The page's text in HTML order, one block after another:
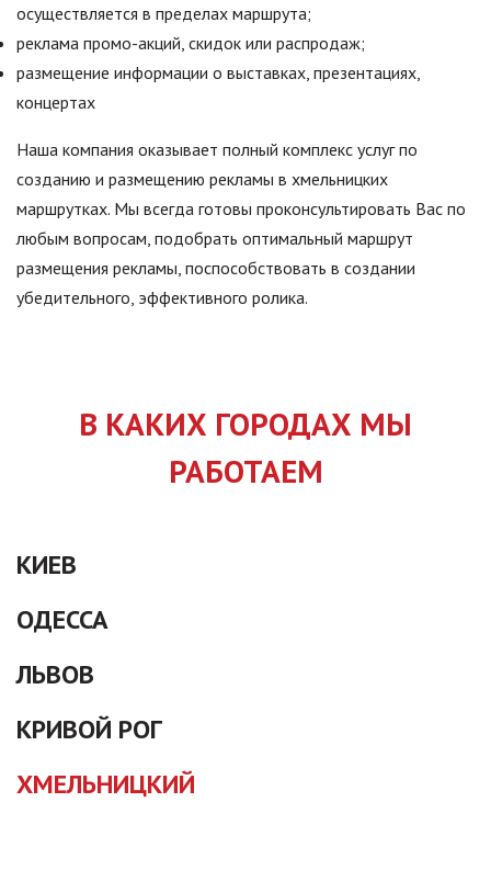
осуществляется в пределах маршрута;
реклама промо-акций, скидок или распродаж;
размещение информации о выставках, презентациях,
концертах
Наша компания оказывает полный комплекс услуг по
созданию и размещению рекламы в хмельницких
маршрутках. Мы всегда готовы проконсультировать Вас по
любым вопросам, подобрать оптимальный маршрут
размещения рекламы, поспособствовать в создании
убедительного, эффективного ролика.
В КАКИХ ГОРОДАХ МЫ
РАБОТАЕМ
КИЕВ
ОДЕССА
ЛЬВОВ
КРИВОЙ РОГ
ХМЕЛЬНИЦКИЙ